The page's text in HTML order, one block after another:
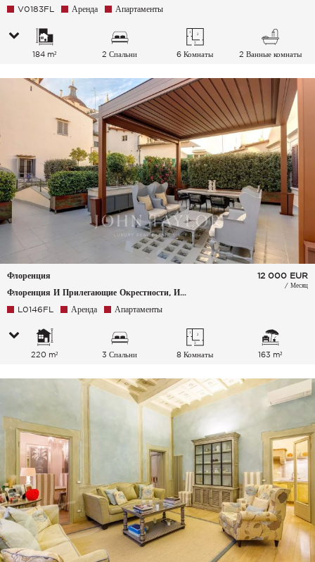
V0183FL Аренда Апартаменты
184 m² 2 Спальни 6 Комнаты 2 Ванные комнаты
Флоренция
Флоренция И Прилегающие Окрестности, Италия
12 000 EUR
/ Месяц
L0146FL Аренда Апартаменты
220 m² 3 Спальни 8 Комнаты 163 m²